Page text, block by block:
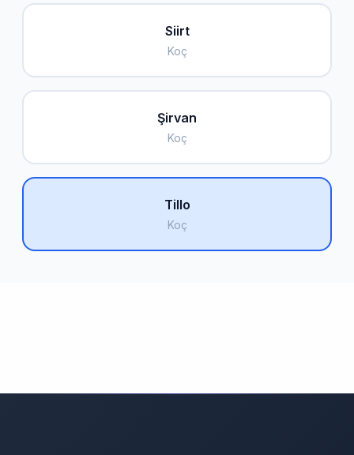
Siirt
Koç
Şirvan
Koç
Tillo
Koç